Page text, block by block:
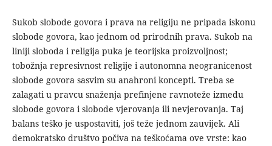
Sukob slobode govora i prava na religiju ne pripada iskonu
slobode govora, kao jednom od prirodnih prava. Sukob na
liniji sloboda i religija puka je teorijska proizvoljnost;
tobožnja represivnost religije i autonomna neogranicenost
slobode govora sasvim su anahroni koncepti. Treba se
zalagati u pravcu snaženja prefinjene ravnoteže između
slobode govora i slobode vjerovanja ili nevjerovanja. Taj
balans teško je uspostaviti, još teže jednom zauvijek. Ali
demokratsko društvo počiva na teškoćama ove vrste: kao